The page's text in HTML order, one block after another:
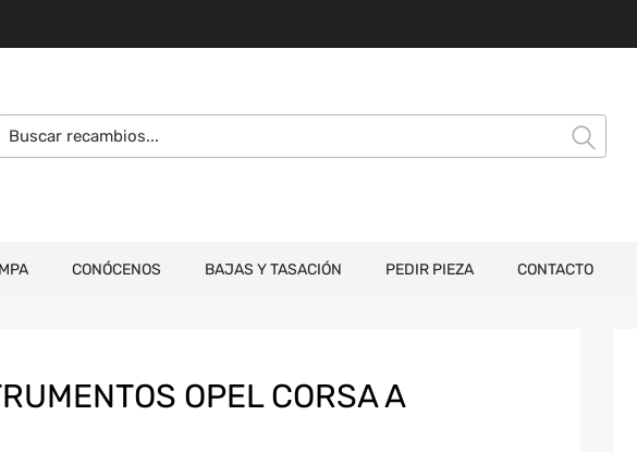
CONÓCENOS BAJAS Y TASACIÓN PEDIR PIEZA CONTACTO
OPEL CORSA A